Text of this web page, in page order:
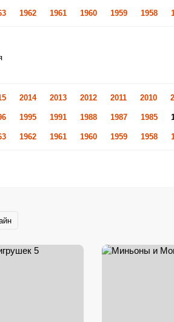
1962 1961 1960 1959 1958
2014 2013 2012 2011 2010
1995 1991 1988 1987 1985
1962 1961 1960 1959 1958